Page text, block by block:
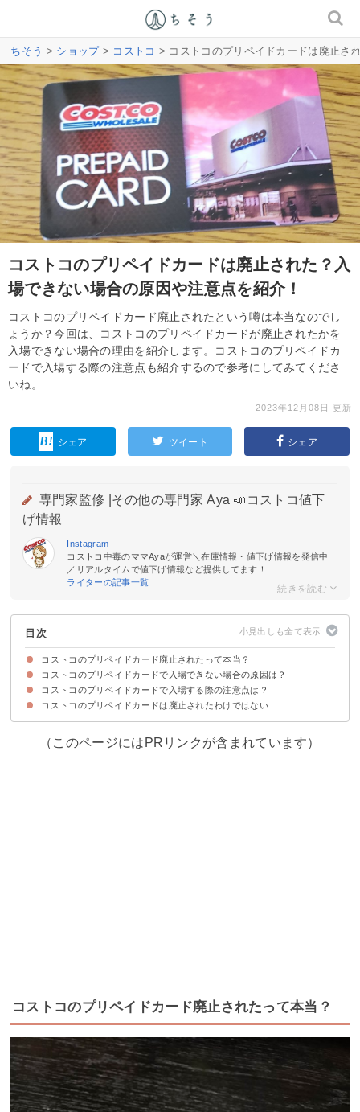
ちそう > ショップ> コストコ > コストコのプリペイドカードは廃止さ
コストコのプリペイドカードは廃止された？入
場できない場合の原因や注意点を紹介！
コストコのプリペイドカード廃止されたという噂は本当なのでし
ょうか？今回は、コストコのプリペイドカードが廃止されたかを
入場できない場合の理由を紹介します。コストコのプリペイドカ
ードで入場する際の注意点も紹介するので参考にしてみてくださ
いね。
2023年12月08日 更新
シェア ツイート シェア
専門家監修 | その他の専門家 Aya 📣コストコ値下
げ情報
Instagram
コストコ中毒のママAyaが運営＼在庫情報・値下げ情報を発信中
／リアルタイムで値下げ情報など提供してます！
ライターの記事一覧
目次
コストコのプリペイドカード廃止されたって本当？
コストコのプリペイドカードは廃止になっていない
ただしコストコ商品券は販売終了している
コストコのプリペイドカードで入場できない場合の原因は？
①コストコの会員を退会してから1年以上経っていない
②コストコの1日招待券を使ったことがある
③同伴者にコストコの会員がいない
コストコのプリペイドカードで入場する際の注意点は？
①1日招待券は1世帯で１回しか使えない
②買い物金額の5％が入場料で取られる
③有効期限を確認する
④入場可能な人数は会員＋2名まで
コストコのプリペイドカードは廃止されたわけではない
（このページにはPRリンクが含まれています）
コストコのプリペイドカード廃止されたって本当？